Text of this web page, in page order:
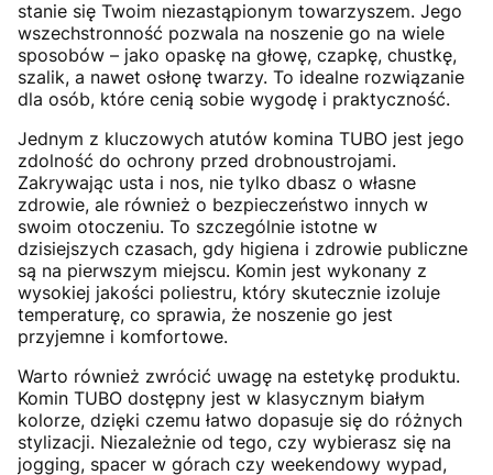
stanie się Twoim niezastąpionym towarzyszem. Jego
wszechstronność pozwala na noszenie go na wiele
sposobów – jako opaskę na głowę, czapkę, chustkę,
szalik, a nawet osłonę twarzy. To idealne rozwiązanie
dla osób, które cenią sobie wygodę i praktyczność.
Jednym z kluczowych atutów komina TUBO jest jego
zdolność do ochrony przed drobnoustrojami.
Zakrywając usta i nos, nie tylko dbasz o własne
zdrowie, ale również o bezpieczeństwo innych w
swoim otoczeniu. To szczególnie istotne w
dzisiejszych czasach, gdy higiena i zdrowie publiczne
są na pierwszym miejscu. Komin jest wykonany z
wysokiej jakości poliestru, który skutecznie izoluje
temperaturę, co sprawia, że noszenie go jest
przyjemne i komfortowe.
Warto również zwrócić uwagę na estetykę produktu.
Komin TUBO dostępny jest w klasycznym białym
kolorze, dzięki czemu łatwo dopasuje się do różnych
stylizacji. Niezależnie od tego, czy wybierasz się na
jogging, spacer w górach czy weekendowy wypad,